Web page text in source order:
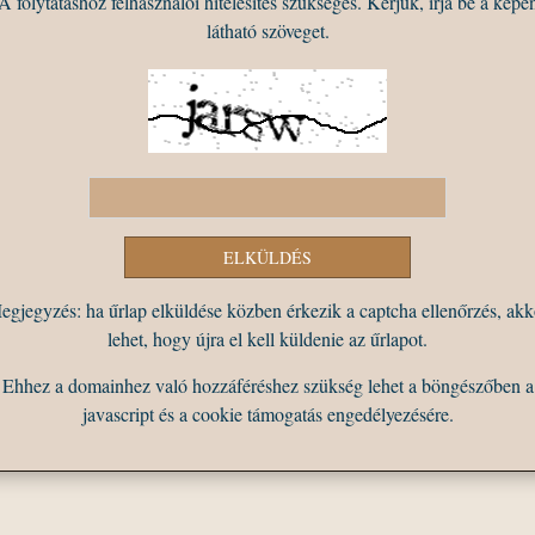
látható szöveget.
ha űrlap elküldése közben érkezik a captcha ellenőrzés,
lehet, hogy újra el kell küldenie az űrlapot.
Ehhez a domainhez való hozzáféréshez szükség lehet a böngészőben a
javascript és a cookie támogatás engedélyezésére.